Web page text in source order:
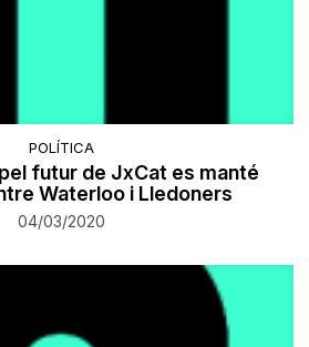
POLÍTICA
futur de JxCat es manté
Waterloo i Lledoners
04/03/2020